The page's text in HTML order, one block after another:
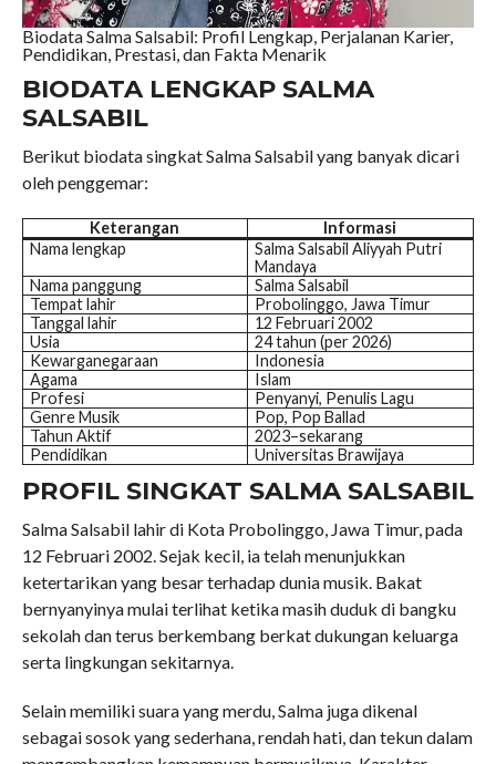
Biodata Salma Salsabil: Profil Lengkap, Perjalanan Karier,
Pendidikan, Prestasi, dan Fakta Menarik
BIODATA LENGKAP SALMA
SALSABIL
Berikut biodata singkat Salma Salsabil yang banyak dicari
oleh penggemar:
Keterangan
Informasi
Nama lengkap
Salma Salsabil Aliyyah Putri
Mandaya
Nama panggung
Salma Salsabil
Tempat lahir
Probolinggo, Jawa Timur
Tanggal lahir
12 Februari 2002
Usia
24 tahun (per 2026)
Kewarganegaraan
Indonesia
Agama
Islam
Profesi
Penyanyi, Penulis Lagu
Genre Musik
Pop, Pop Ballad
Tahun Aktif
2023–sekarang
Pendidikan
Universitas Brawijaya
PROFIL SINGKAT SALMA SALSABIL
Salma Salsabil lahir di Kota Probolinggo, Jawa Timur, pada
12 Februari 2002. Sejak kecil, ia telah menunjukkan
ketertarikan yang besar terhadap dunia musik. Bakat
bernyanyinya mulai terlihat ketika masih duduk di bangku
sekolah dan terus berkembang berkat dukungan keluarga
serta lingkungan sekitarnya.
Selain memiliki suara yang merdu, Salma juga dikenal
sebagai sosok yang sederhana, rendah hati, dan tekun dalam